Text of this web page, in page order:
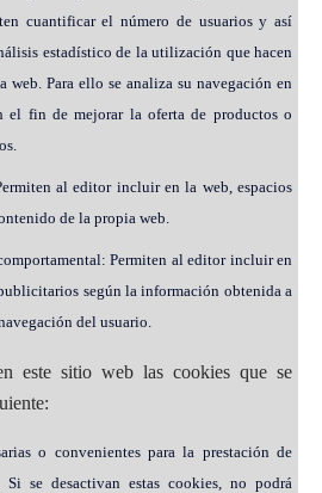
cuantificar el número de usuarios y así
estadístico de la utilización que hacen
web. Para ello se analiza su navegación en
el fin de mejorar la oferta de productos o
al editor incluir en la web, espacios
de la propia web.
Permiten al editor incluir en
según la información obtenida a
del usuario.
este sitio web las cookies que se
o convenientes para la prestación de
Si se desactivan estas cookies, no podrá